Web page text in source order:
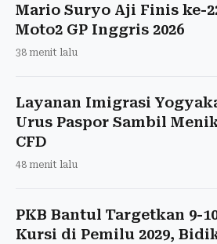
Mario Suryo Aji Finis ke-
Moto2 GP Inggris 2026
38 menit lalu
Layanan Imigrasi
Urus Paspor Sambil
CFD
48 menit lalu
PKB Bantul Targetkan 9-
Kursi di Pemilu 2029,